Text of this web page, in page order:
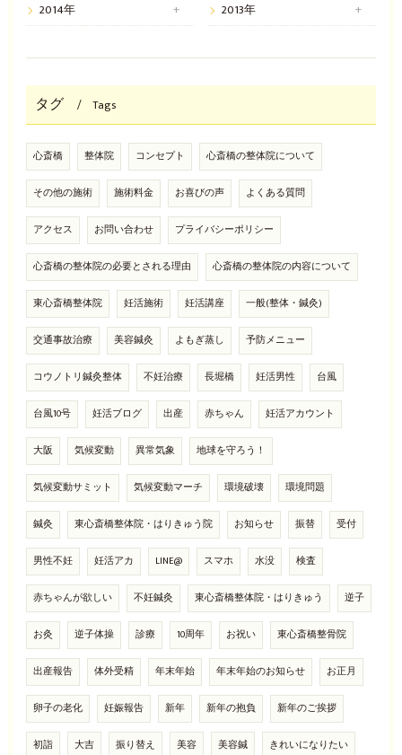
2014年
2013年
タグ Tags
心斎橋 整体院 コンセプト 心斎橋の整体院について
その他の施術 施術料金 お喜びの声 よくある質問
アクセス お問い合わせ プライバシーポリシー
心斎橋の整体院の必要とされる理由 心斎橋の整体院の内容について
東心斎橋整体院 妊活施術 妊活講座 一般(整体・鍼灸)
交通事故治療 美容鍼灸 よもぎ蒸し 予防メニュー
コウノトリ鍼灸整体 不妊治療 長堀橋 妊活男性 台風
台風10号 妊活ブログ 出産 赤ちゃん 妊活アカウント
大阪 気候変動 異常気象 地球を守ろう！
気候変動サミット 気候変動マーチ 環境破壊 環境問題
鍼灸 東心斎橋整体院・はりきゅう院 お知らせ 振替 受付
男性不妊 妊活アカ LINE@ スマホ 水没 検査
赤ちゃんが欲しい 不妊鍼灸 東心斎橋整体院・はりきゅう 逆子
お灸 逆子体操 診療 10周年 お祝い 東心斎橋整骨院
出産報告 体外受精 年末年始 年末年始のお知らせ お正月
卵子の老化 妊娠報告 新年 新年の抱負 新年のご挨拶
初詣 大吉 振り替え 美容 美容鍼 きれいになりたい